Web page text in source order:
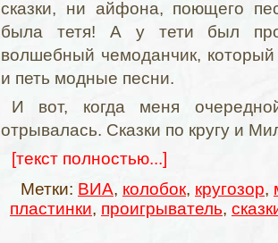
сказки, ни айфона, поющего
была тетя! А у тети был
волшебный чемоданчик, который
и петь модные песни.
И вот, когда меня
отрывалась. Сказки по кругу и
[текст полностью...]
Метки: ВИА, колобок, кругозор,
пластинки, проигрыватель,